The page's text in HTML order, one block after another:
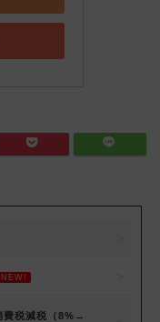
NEW!
費税減税（8%→